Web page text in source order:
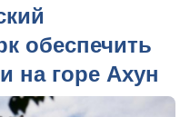
обеспечить
на горе Ахун